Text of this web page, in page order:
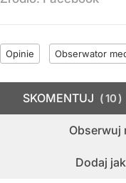
Opinie Obserwator
Obserwuj
Dodaj
SKOMENTUJ 10